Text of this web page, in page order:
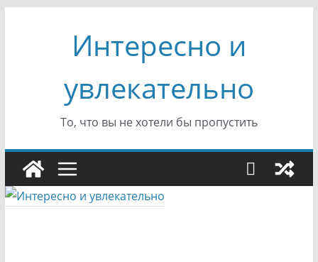
содержимомуИнтересно и
увлекательно
То, что вы не хотели бы пропустить